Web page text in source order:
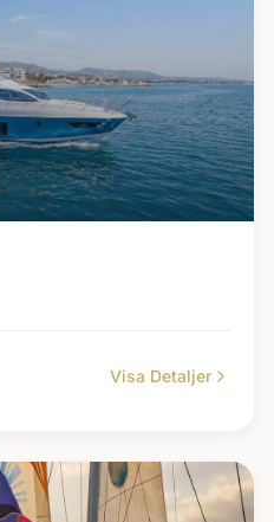
Visa Detaljer